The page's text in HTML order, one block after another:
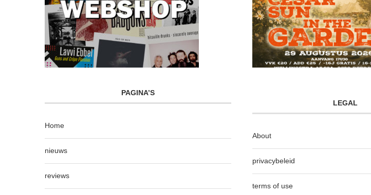
PAGINA’S
Home
nieuws
reviews
LEGAL
About
privacybeleid
terms of use